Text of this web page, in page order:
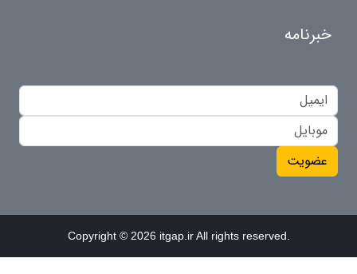
خبرنامه
عضویت
Copyright © 2026 itgap.ir All rights reserved.